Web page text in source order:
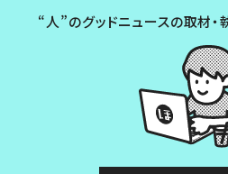
“人”のグッドニュースの取材・